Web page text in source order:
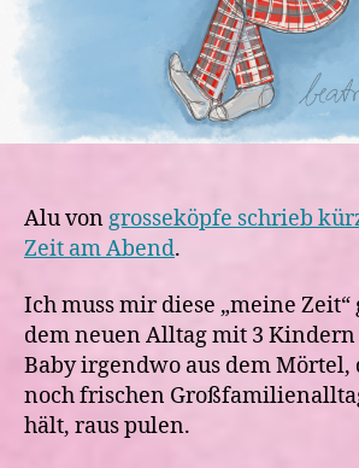
Alu von grosseköpfe schrieb
Zeit am Abend.
Ich muss mir diese „meine Zeit“
dem neuen Alltag mit 3
Baby irgendwo aus dem
noch frischen
hält, raus pulen.